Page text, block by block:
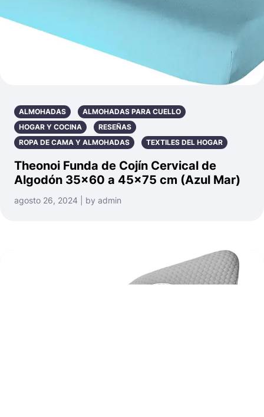
ALMOHADAS
ALMOHADAS PARA CUELLO
HOGAR Y COCINA
RESEÑAS
ROPA DE CAMA Y ALMOHADAS
TEXTILES DEL HOGAR
Theonoi Funda de Cojín Cervical de
Algodón 35×60 a 45×75 cm (Azul Mar)
agosto 26, 2024 | by admin